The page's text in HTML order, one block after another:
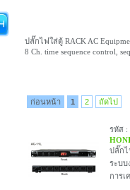
ปลั๊กไฟใส่ตู้ RACK AC
8 Ch. time sequence control,
ก่อนหน้า 1 2 ถัดไป
รหัส :
ปลั๊กไ
ระบบ
การเ